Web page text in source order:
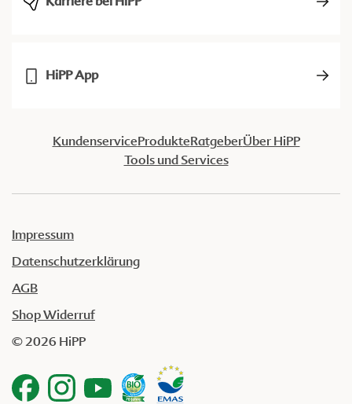
HiPP App
KundenserviceProdukteRatgeberÜber HiPP
Tools und Services
Impressum
Datenschutzerklärung
AGB
Shop Widerruf
© 2026 HiPP